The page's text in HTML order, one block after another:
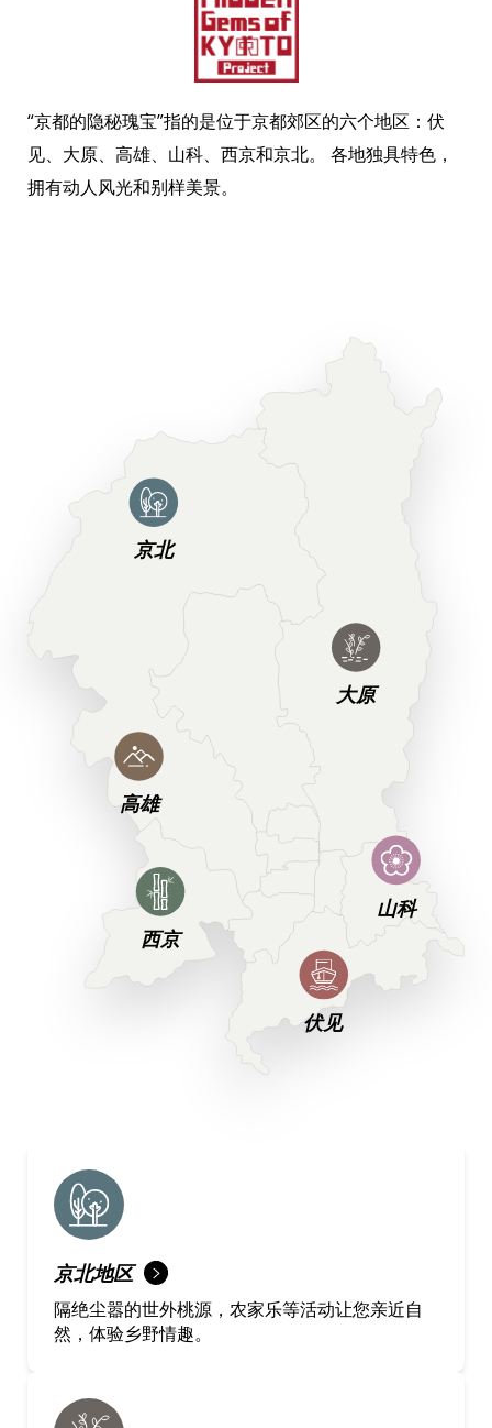
“京都的隐秘瑰宝”指的是位于京都郊区的六个地区：伏
见、大原、高雄、山科、西京和京北。 各地独具特色，
拥有动人风光和别样美景。
京北地区
隔绝尘嚣的世外桃源，农家乐等活动让您亲近自
然，体验乡野情趣。
京北
高雄
西京
大原
伏见
山科